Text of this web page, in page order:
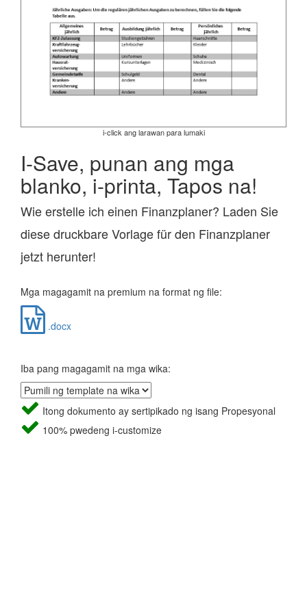
i-click ang larawan para lumaki
I-Save, punan ang mga
blanko, i-printa, Tapos na!
Wie erstelle ich einen Finanzplaner? Laden Sie
diese druckbare Vorlage für den Finanzplaner
jetzt herunter!
Mga magagamit na premium na format ng file:
.docx
Iba pang magagamit na mga wika:
Itong dokumento ay sertipikado ng isang Propesyonal
100% pwedeng i-customize